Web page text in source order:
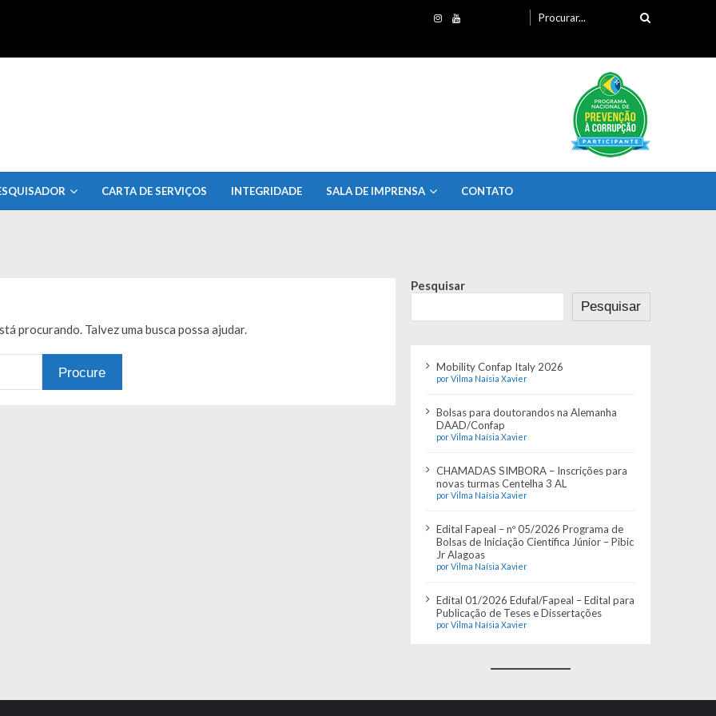
por:
CARTA DE SERVIÇOS INTEGRIDADE SALA DE IMPRENSA CONTATO
procurando. Talvez uma busca possa ajudar.
Pesquisar
Pesquisar
Mobility Confap Italy 2026
por Vilma Naísia Xavier
Bolsas para doutorandos na Alemanha
DAAD/Confap
por Vilma Naísia Xavier
CHAMADAS SIMBORA – Inscrições para
novas turmas Centelha 3 AL
por Vilma Naísia Xavier
Edital Fapeal – nº 05/2026 Programa de
Bolsas de Iniciação Científica Júnior – Pibic
Jr Alagoas
por Vilma Naísia Xavier
Edital 01/2026 Edufal/Fapeal – Edital para
Publicação de Teses e Dissertações
por Vilma Naísia Xavier